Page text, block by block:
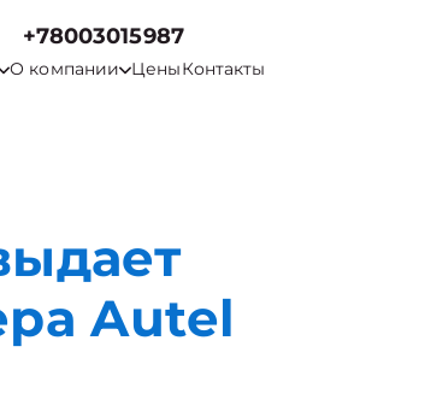
+78003015987
О компании ЦеныКонтакты
Autel